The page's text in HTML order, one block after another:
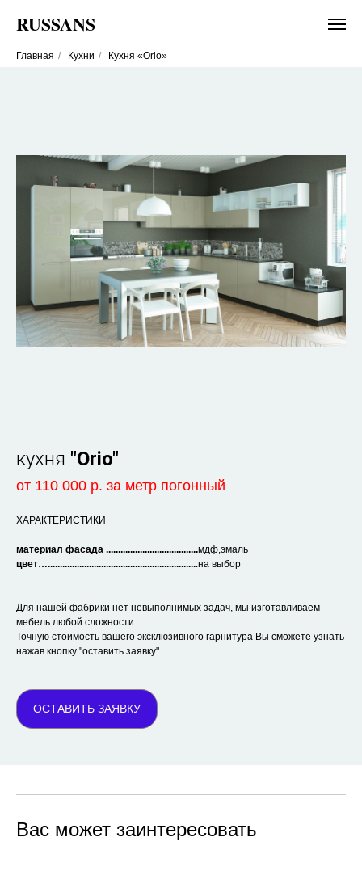
RUSSANS
Главная / Кухни / Кухня «Orio»
кухня "Orio"
от 110 000 р. за метр погонный
ХАРАКТЕРИСТИКИ
материал фасада ......................................мдф,эмаль
цвет…..............................................................на выбор
Для нашей фабрики нет невыполнимых задач, мы изготавливаем
мебель любой сложности.
Точную стоимость вашего эксклюзивного гарнитура Вы сможете узнать
нажав кнопку "оставить заявку".
ОСТАВИТЬ ЗАЯВКУ
Вас может заинтересовать